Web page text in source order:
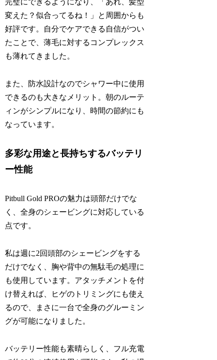
完璧にできるようになり、「あれ、髪型
変えた？似合ってるね！」と周囲からも
好評です。自分でケアできる自信がつい
たことで、薄毛に対するコンプレックス
も薄れてきました。
また、防水設計なのでシャワー中に使用
できるのも大きなメリット。朝のルーテ
ィンがシンプルになり、時間の節約にも
なっています。
多彩な用途と長持ちするバッテリ
ー性能
Pitbull Gold PROの魅力は頭部だけでな
く、全身のシェービングに対応している
点です。
私は週に2回頭部のシェービングをする
だけでなく、胸や背中の無駄毛の処理に
も使用しています。アタッチメントを付
け替えれば、ヒゲのトリミングにも使え
るので、まさに一台で全身のグルーミン
グが可能になりました。
バッテリー性能も素晴らしく、フル充電